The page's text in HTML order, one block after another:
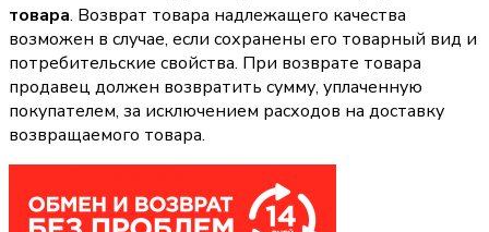
товара. Возврат товара надлежащего качества
возможен в случае, если сохранены его товарный вид и
потребительские свойства. При возврате товара
продавец должен возвратить сумму, уплаченную
покупателем, за исключением расходов на доставку
возвращаемого товара.